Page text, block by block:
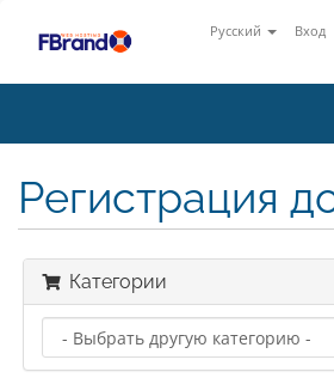
Русский Вход
Регистрация
Категории